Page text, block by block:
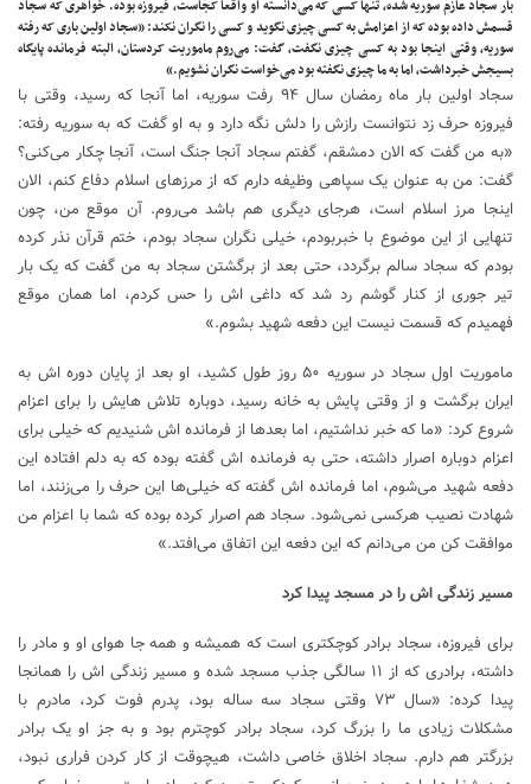
بار سجاد عازم سوریه شده، تنها کسی که می‌دانسته او واقعا کجاست، فیروزه بوده. خواهری که سجاد
قسمش داده بوده که از اعزامش به کسی چیزی نگوید و کسی را نگران نکند: «سجاد اولین باری که رفته
سوریه، وقتی اینجا بود به کسی چیزی نگفت، گفت: می‌روم ماموریت کردستان، البته فرمانده پایگاه
بسیجش خبرداشت، اما به ما چیزی نگفته بود می‌خواست نگران نشویم.»
سجاد اولین بار ماه رمضان سال ۹۴ رفت سوریه، اما آنجا که رسید، وقتی با
فیروزه حرف زد نتوانست رازش را دلش نگه دارد و به او گفت که به سوریه رفته:
«به من گفت که الان دمشقم، گفتم سجاد آنجا جنگ است، آنجا چکار می‌کنی؟
گفت: من به عنوان یک سپاهی وظیفه دارم که از مرز‌های اسلام دفاع کنم، الان
اینجا مرز اسلام است، هرجای دیگری هم باشد می‌روم. آن موقع من، چون
تنهایی از این موضوع با خبربودم، خیلی نگران سجاد بودم، ختم قرآن نذر کرده
بودم که سجاد سالم برگردد، حتی بعد از برگشتن سجاد به من گفت که یک بار
تیر جوری از کنار گوشم رد شد که داغی اش را حس کردم، اما همان موقع
فهمیدم که قسمت نیست این دفعه شهید بشوم.»
ماموریت اول سجاد در سوریه ۵۰ روز طول کشید، او بعد از پایان دوره اش به
ایران برگشت و از وقتی پایش به خانه رسید، دوباره تلاش هایش را برای اعزام
شروع کرد: «ما که خبر نداشتیم، اما بعد‌ها از فرمانده اش شنیدیم که خیلی برای
اعزام دوباره اصرار داشته، حتی به فرمانده اش گفته بوده که به دلم افتاده این
دفعه شهید می‌شوم، اما فرمانده اش گفته که خیلی‌ها این حرف را می‌زنند، اما
شهادت نصیب هرکسی نمی‌شود. سجاد هم اصرار کرده بوده که شما با اعزام من
موافقت کن من می‌دانم که این دفعه این اتفاق می‌افتد.»
مسیر زندگی اش را در مسجد پیدا کرد
برای فیروزه، سجاد برادر کوچکتری است که همیشه و همه جا هوای او و مادر را
داشته، برادری که از ۱۱ سالگی جذب مسجد شده و مسیر زندگی اش را همانجا
پیدا کرده: «سال ۷۳ وقتی سجاد سه ساله بود، پدرم فوت کرد، مادرم با
مشکلات زیادی ما را بزرگ کرد، سجاد برادر کوچترم بود و به جز او یک برادر
بزرگتر هم دارم. سجاد اخلاق خاصی داشت، هیچوقت از کار کردن فراری نبود،